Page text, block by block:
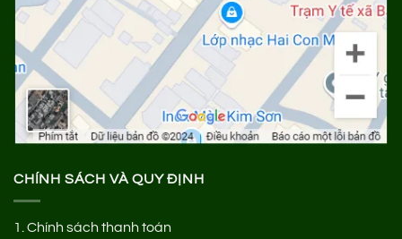
CHÍNH SÁCH VÀ QUY ĐỊNH
1. Chính sách thanh toán